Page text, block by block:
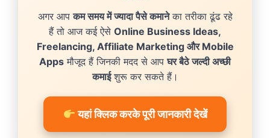
अगर आपकम समय में ज्यादा पैसे कमानेका तरीका ढूंढ रहे
हैं तो आज कई ऐसे Online Business Ideas,
Freelancing, Affiliate Marketing और Mobile
Apps मौजूद हैं जिनकी मदद से आपघर बैठे जल्दी अच्छी
कमाईशुरू कर सकते हैं।
यहां क्लिक करके पूरी जानकारी देखें